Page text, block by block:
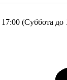
- 17:00